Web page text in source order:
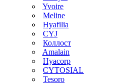
Yvoire
Meline
Hyafilia
CYJ
Коллост
Amalain
Hyacorp
CYTOSIAL
Tesoro